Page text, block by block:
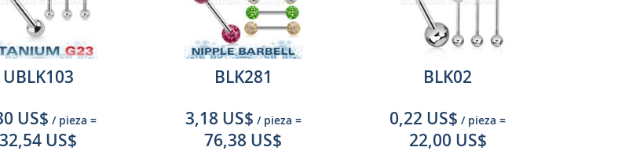
UBLK103
US$ / pieza =
32,54 US$
BLK281
3,18 US$ / pieza =
76,38 US$
BLK02
0,22 US$ / pieza =
22,00 US$